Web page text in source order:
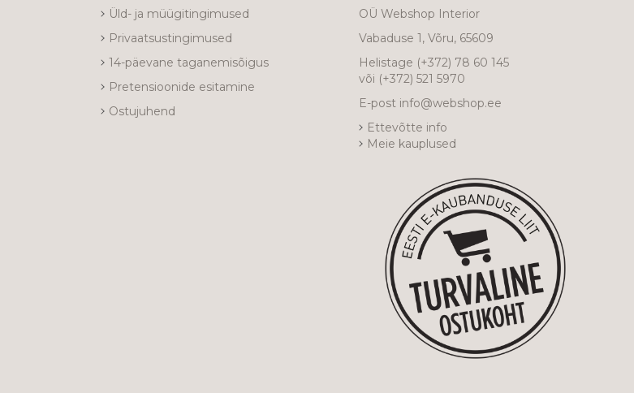
Üld- ja müügitingimused
Privaatsustingimused
14-päevane taganemisõigus
Pretensioonide esitamine
Ostujuhend
OÜ Webshop Interior
Vabaduse 1, Võru, 65609
Helistage (+372) 78 60 145
või (+372) 521 5970
E-post info@webshop.ee
Ettevõtte info
Meie kauplused